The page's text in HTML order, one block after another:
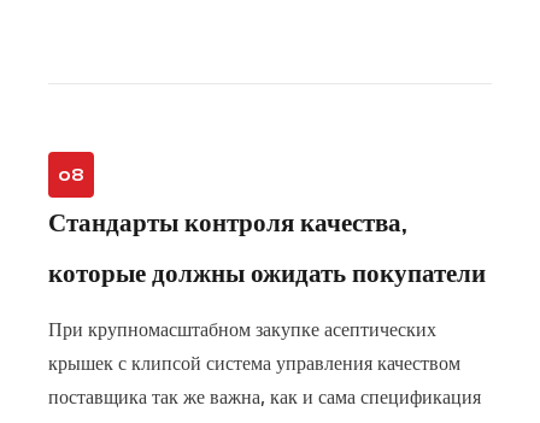
08
Стандарты контроля качества,
которые должны ожидать покупатели
При крупномасштабном закупке асептических
крышек с клипсой система управления качеством
поставщика так же важна, как и сама спецификация